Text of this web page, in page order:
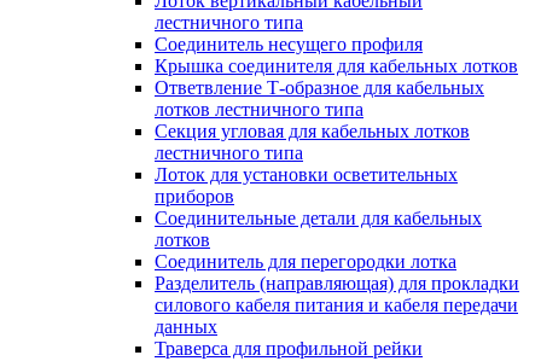
лестничного типа
Соединитель несущего профиля
Крышка соединителя для кабельных лотков
Ответвление Т-образное для кабельных
лотков лестничного типа
Секция угловая для кабельных лотков
лестничного типа
Лоток для установки осветительных
приборов
Соединительные детали для кабельных
лотков
Соединитель для перегородки лотка
Разделитель (направляющая) для прокладки
силового кабеля питания и кабеля передачи
данных
Траверса для профильной рейки